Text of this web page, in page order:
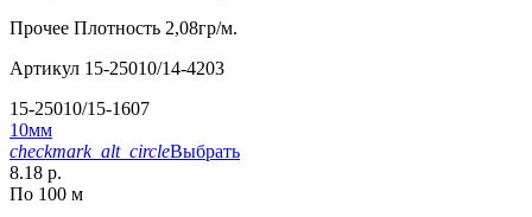
Прочее Плотность 2,08гр/м.
Артикул 15-25010/14-4203
15-25010/15-1607
10мм
checkmark_alt_circleВыбрать
8.18 р.
По 100 м